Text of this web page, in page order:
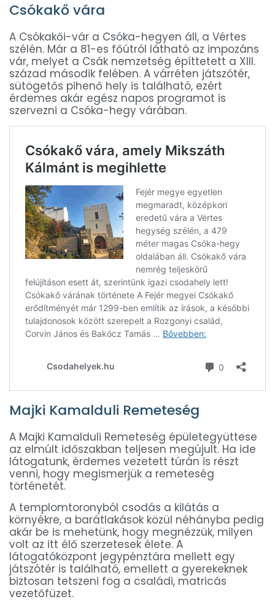
Csókakő vára
A Csókakői-vár a Csóka-hegyen áll, a Vértes
szélén. Már a 81-es főútról látható az impozáns
vár, melyet a Csák nemzetség építtetett a XIII.
század második felében. A várréten játszótér,
sütögetős pihenő hely is található, ezért
érdemes akár egész napos programot is
szervezni a Csóka-hegy várában.
Majki Kamalduli Remeteség
A Majki Kamalduli Remeteség épületegyüttese
az elmúlt időszakban teljesen megújult. Ha ide
látogatunk, érdemes vezetett túrán is részt
venni, hogy megismerjük a remeteség
történetét.
A templomtoronyból csodás a kilátás a
környékre, a barátlakások közül néhányba pedig
akár be is mehetünk, hogy megnézzük, milyen
volt az itt élő szerzetesek élete. A
látogatóközpont jegypénztára mellett egy
játszótér is található, emellett a gyerekeknek
biztosan tetszeni fog a családi, matricás
vezetőfüzet.